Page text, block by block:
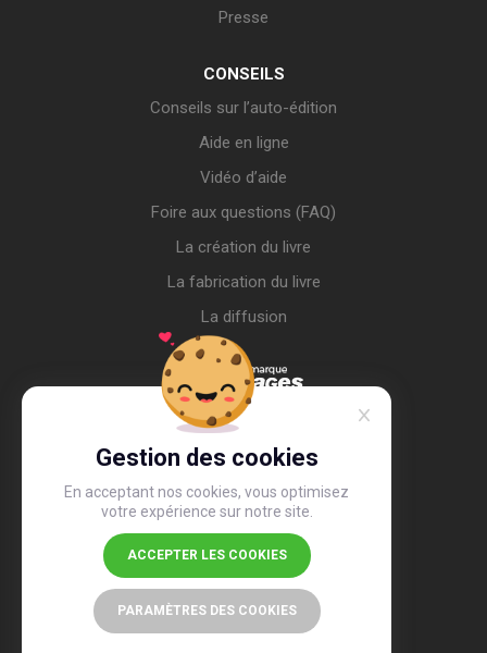
Gestion des cookies
En acceptant nos cookies, vous optimisez
votre expérience sur notre site.
ACCEPTER LES COOKIES
PARAMÈTRES DES COOKIES
Presse
CONSEILS
Conseils sur l’auto-édition
Aide en ligne
Vidéo d’aide
Foire aux questions (FAQ)
La création du livre
La fabrication du livre
La diffusion
4,4